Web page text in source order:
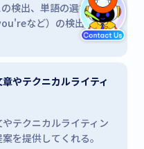
検出、単語の選択ミス
など）の検出が可
やテクニカルライティ
テクニカルライティン
を提供してくれる。